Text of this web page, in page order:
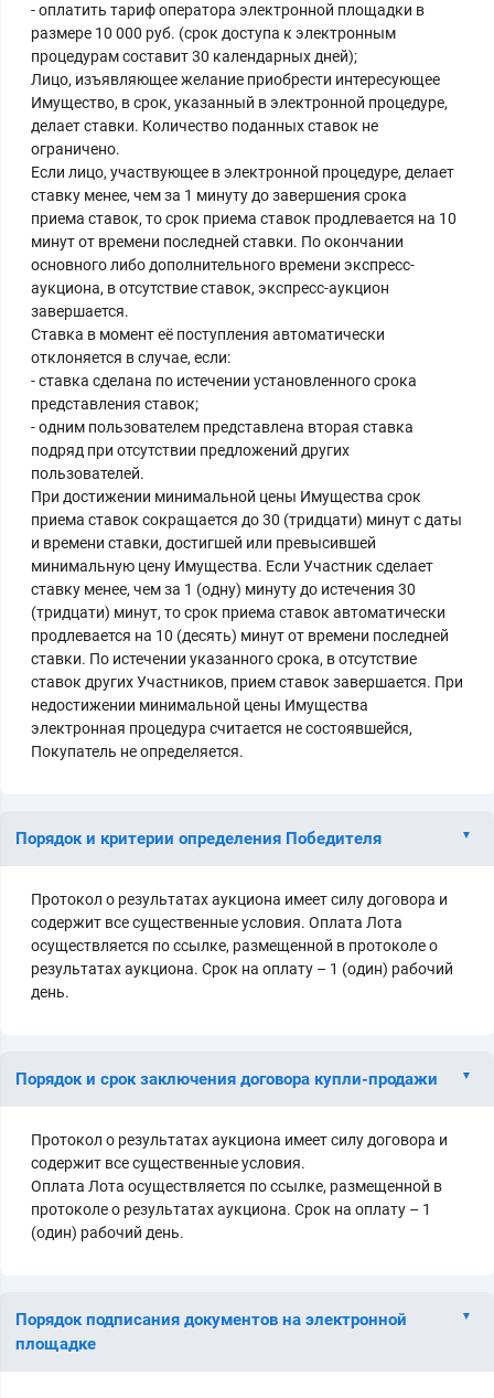
- оплатить тариф оператора электронной площадки в
размере 10 000 руб. (срок доступа к электронным
процедурам составит 30 календарных дней);
Лицо, изъявляющее желание приобрести интересующее
Имущество, в срок, указанный в электронной процедуре,
делает ставки. Количество поданных ставок не
ограничено.
Если лицо, участвующее в электронной процедуре, делает
ставку менее, чем за 1 минуту до завершения срока
приема ставок, то срок приема ставок продлевается на 10
минут от времени последней ставки. По окончании
основного либо дополнительного времени экспресс-
аукциона, в отсутствие ставок, экспресс-аукцион
завершается.
Ставка в момент её поступления автоматически
отклоняется в случае, если:
- ставка сделана по истечении установленного срока
представления ставок;
- одним пользователем представлена вторая ставка
подряд при отсутствии предложений других
пользователей.
При достижении минимальной цены Имущества срок
приема ставок сокращается до 30 (тридцати) минут с даты
и времени ставки, достигшей или превысившей
минимальную цену Имущества. Если Участник сделает
ставку менее, чем за 1 (одну) минуту до истечения 30
(тридцати) минут, то срок приема ставок автоматически
продлевается на 10 (десять) минут от времени последней
ставки. По истечении указанного срока, в отсутствие
ставок других Участников, прием ставок завершается. При
недостижении минимальной цены Имущества
электронная процедура считается не состоявшейся,
Покупатель не определяется.
Порядок и критерии определения Победителя
Протокол о результатах аукциона имеет силу договора и
содержит все существенные условия. Оплата Лота
осуществляется по ссылке, размещенной в протоколе о
результатах аукциона. Срок на оплату – 1 (один) рабочий
день.
Порядок и срок заключения договора купли-продажи
Протокол о результатах аукциона имеет силу договора и
содержит все существенные условия.
Оплата Лота осуществляется по ссылке, размещенной в
протоколе о результатах аукциона. Срок на оплату – 1
(один) рабочий день.
Порядок подписания документов на электронной
площадке